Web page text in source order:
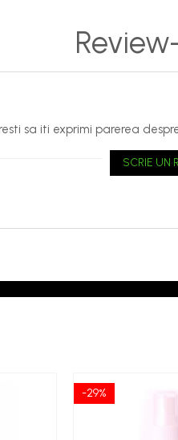
sa iti exprimi parerea
SCRIE UN
-29%